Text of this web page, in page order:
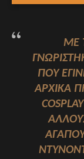
ΜΕ
ΠΟΥ
ΑΡΧΙΚΆ